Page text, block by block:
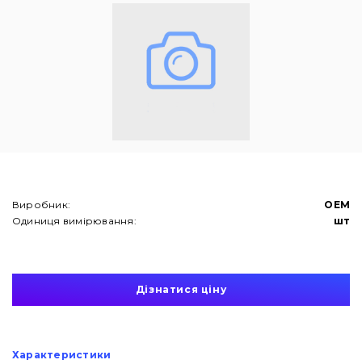
Виробник:
OEM
Одиниця вимірювання:
шт
Дізнатися ціну
Характеристики